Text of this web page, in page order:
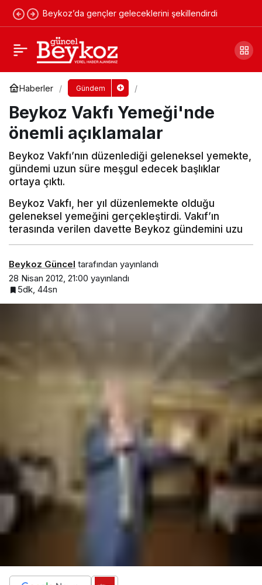
Beykoz’da gençler geleceklerini şekillendirdi
Haberler Gündem
Beykoz Vakfı Yemeği'nde
önemli açıklamalar
Beykoz Vakfı’nın düzenlediği geleneksel yemekte,
gündemi uzun süre meşgul edecek başlıklar
ortaya çıktı.
Beykoz Vakfı, her yıl düzenlemekte olduğu
geleneksel yemeğini gerçekleştirdi. Vakıf’ın
terasında verilen davette Beykoz gündemini uzu
Beykoz Güncel tarafından yayınlandı
28 Nisan 2012, 21:00 yayınlandı
5dk, 44sn
Beykoz Vakfı Şişecam'a marka davası
açıyor!
Yorum Yap Paylaş